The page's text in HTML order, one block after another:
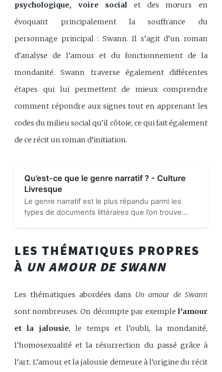
psychologique, voire social et des mœurs en
évoquant principalement la souffrance du
personnage principal : Swann. Il s’agit d’un roman
d’analyse de l’amour et du fonctionnement de la
mondanité. Swann traverse également différentes
étapes qui lui permettent de mieux comprendre
comment répondre aux signes tout en apprenant les
codes du milieu social qu’il côtoie, ce qui fait également
de ce récit un roman d’initiation.
Qu’est-ce que le genre narratif ? - Culture
Livresque
Le genre narratif est le plus répandu parmi les
types de documents littéraires que l’on trouve
contes...
LES THÉMATIQUES PROPRES
À UN AMOUR DE SWANN
Les thématiques abordées dans Un amour de Swann
sont nombreuses. On décompte par exemple l’amour
et la jalousie, le temps et l’oubli, la mondanité,
l’homosexualité et la résurrection du passé grâce à
l’art. L’amour et la jalousie demeure à l’origine du récit